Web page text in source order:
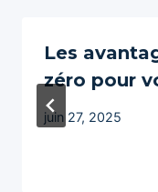
Les
zéro pour
juin 27, 2025